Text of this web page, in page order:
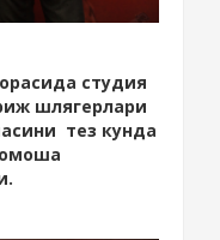
студия
шлягерлари
тез кунда